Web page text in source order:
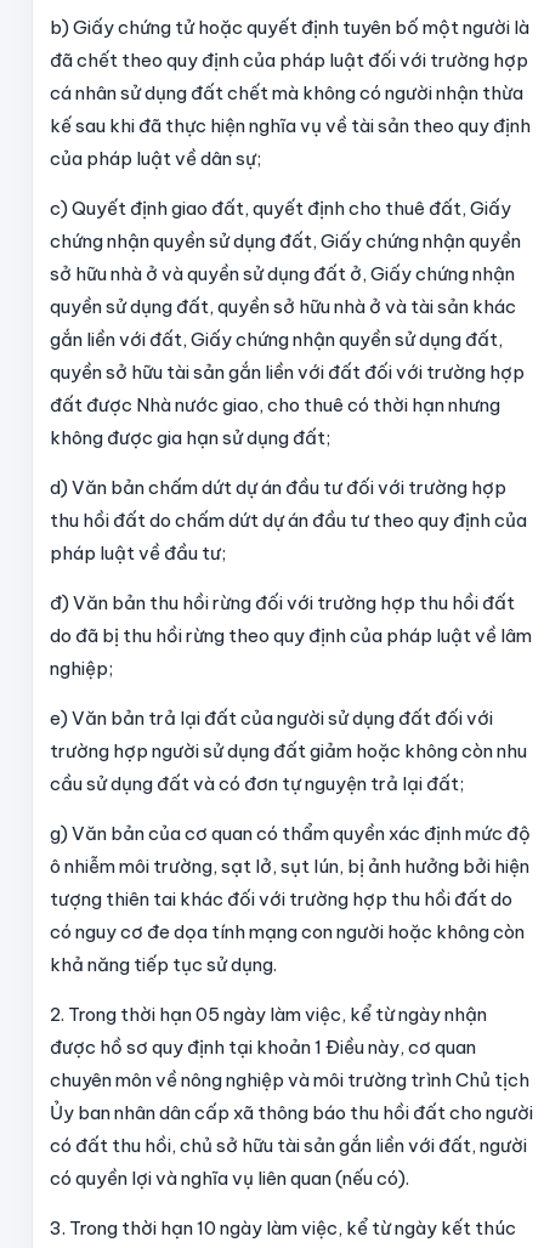
b) Giấy chứng tử hoặc quyết định tuyên bố một người là
đã chết theo quy định của pháp luật đối với trường hợp
cá nhân sử dụng đất chết mà không có người nhận thừa
kế sau khi đã thực hiện nghĩa vụ về tài sản theo quy định
của pháp luật về dân sự;
c) Quyết định giao đất, quyết định cho thuê đất, Giấy
chứng nhận quyền sử dụng đất, Giấy chứng nhận quyền
sở hữu nhà ở và quyền sử dụng đất ở, Giấy chứng nhận
quyền sử dụng đất, quyền sở hữu nhà ở và tài sản khác
gắn liền với đất, Giấy chứng nhận quyền sử dụng đất,
quyền sở hữu tài sản gắn liền với đất đối với trường hợp
đất được Nhà nước giao, cho thuê có thời hạn nhưng
không được gia hạn sử dụng đất;
d) Văn bản chấm dứt dự án đầu tư đối với trường hợp
thu hồi đất do chấm dứt dự án đầu tư theo quy định của
pháp luật về đầu tư;
đ) Văn bản thu hồi rừng đối với trường hợp thu hồi đất
do đã bị thu hồi rừng theo quy định của pháp luật về lâm
nghiệp;
e) Văn bản trả lại đất của người sử dụng đất đối với
trường hợp người sử dụng đất giảm hoặc không còn nhu
cầu sử dụng đất và có đơn tự nguyện trả lại đất;
g) Văn bản của cơ quan có thẩm quyền xác định mức độ
ô nhiễm môi trường, sạt lở, sụt lún, bị ảnh hưởng bởi hiện
tượng thiên tai khác đối với trường hợp thu hồi đất do
có nguy cơ đe dọa tính mạng con người hoặc không còn
khả năng tiếp tục sử dụng.
2. Trong thời hạn 05 ngày làm việc, kể từ ngày nhận
được hồ sơ quy định tại khoản 1 Điều này, cơ quan
chuyên môn về nông nghiệp và môi trường trình Chủ tịch
Ủy ban nhân dân cấp xã thông báo thu hồi đất cho người
có đất thu hồi, chủ sở hữu tài sản gắn liền với đất, người
có quyền lợi và nghĩa vụ liên quan (nếu có).
3. Trong thời hạn 10 ngày làm việc, kể từ ngày kết thúc